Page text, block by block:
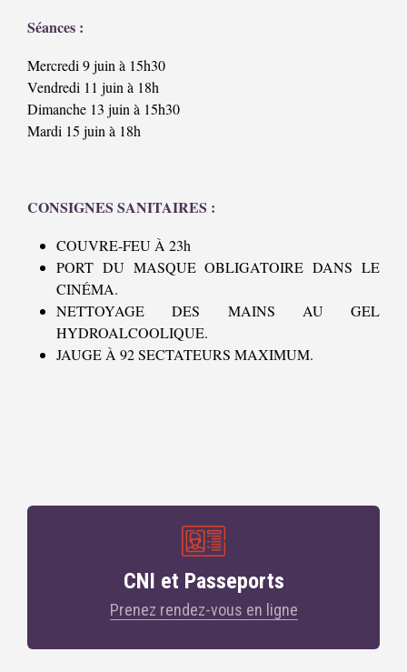
Séances :
Mercredi 9 juin à 15h30
Vendredi 11 juin à 18h
Dimanche 13 juin à 15h30
Mardi 15 juin à 18h
CONSIGNES SANITAIRES :
COUVRE-FEU À 23h
PORT DU MASQUE OBLIGATOIRE DANS LE
CINÉMA.
NETTOYAGE DES MAINS AU GEL
HYDROALCOOLIQUE.
JAUGE À 92 SECTATEURS MAXIMUM.
CNI et Passeports
Prenez rendez-vous en ligne